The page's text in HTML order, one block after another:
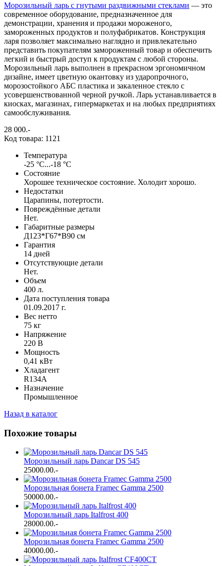
Морозильный ларь с гнутыми раздвижными стеклами — это
современное оборудование, предназначенное для
демонстрации, хранения и продажи мороженого,
замороженных продуктов и полуфабрикатов. Конструкция
ларя позволяет максимально наглядно и привлекательно
представить покупателям замороженный товар и обеспечить
легкий и быстрый доступ к продуктам с любой стороны.
Морозильный ларь выполнен в прекрасном эргономичном
дизайне, имеет цветную окантовку из ударопрочного,
морозостойкого АБС пластика и закаленное стекло с
усовершенствованной черной ручкой. Ларь устанавливается в
киосках, магазинах, гипермаркетах и на любых предприятиях
самообслуживания.
28 000.-
Код товара: 1121
Температура
-25 °C...-18 °C
Состояние
Хорошее техническое состояние. Холодит хорошо.
Недостатки
Царапины, потертости.
Повреждённые детали
Нет.
Габаритные размеры
Д123*Г67*В90 см
Гарантия
14 дней
Отсутствующие детали
Нет.
Объем
400 л.
Дата поступления товара
01.09.2017 г.
Вес нетто
75 кг
Напряжение
220 В
Мощность
0,41 кВт
Хладагент
R134А
Назначение
Промышленное
Назад в каталог
Похожие товары
Морозильный ларь Dancar DS 545
25000.00.-
Морозильная бонета Framec Gamma 2500
50000.00.-
Морозильный ларь Italfrost 400
28000.00.-
Морозильная бонета Framec Gamma 2500
40000.00.-